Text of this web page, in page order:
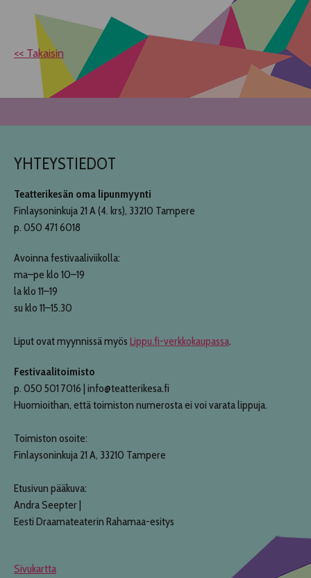
<< Takaisin
YHTEYSTIEDOT
Teatterikesän oma lipunmyynti
Finlaysoninkuja 21 A (4. krs), 33210 Tampere
p. 050 471 6018
Avoinna festivaaliviikolla:
ma–pe klo 10–19
la klo 11–19
su klo 11–15.30
Liput ovat myynnissä myös Lippu.fi-verkkokaupassa.
Festivaalitoimisto
p. 050 501 7016 | info@teatterikesa.fi
Huomioithan, että toimiston numerosta ei voi varata lippuja.
Toimiston osoite:
Finlaysoninkuja 21 A, 33210 Tampere
Etusivun pääkuva:
Andra Seepter |
Eesti Draamateaterin Rahamaa-esitys
Sivukartta